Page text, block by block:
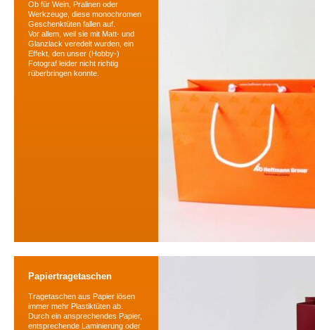
Ob für Wein, Pralinen oder
Werkzeuge, diese monochromen
Geschenktüten fallen auf.
Vor allem, weil sie mit Matt- und
Glanzlack veredelt wurden, ein
Effekt, den unser (Hobby-)
Fotograf leider nicht richtig
rüberbringen konnte.
Papiertragetaschen
Tragetaschen aus Papier lösen
immer mehr Plastiktüten ab.
Durch ein ansprechendes Papier,
entsprechende Laminierung oder